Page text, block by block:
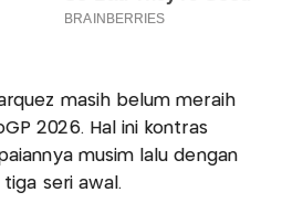
masih belum meraih
2026. Hal ini kontras
musim lalu dengan
seri awal.